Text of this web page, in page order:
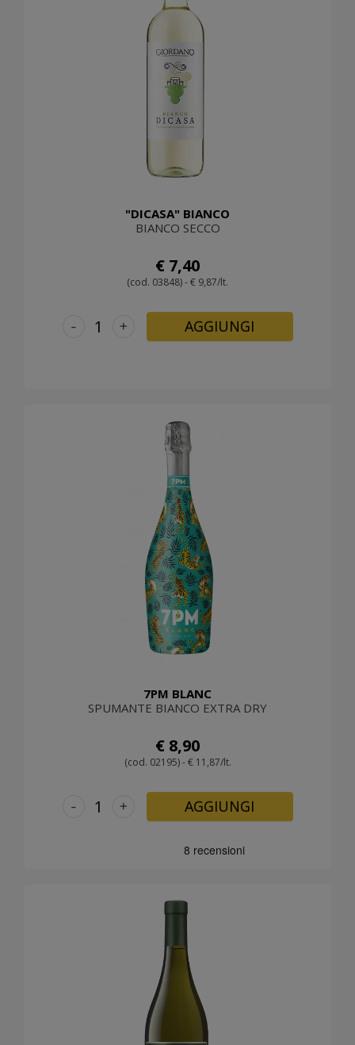
"DICASA" BIANCO
BIANCO SECCO
€ 7,40
(cod. 03848) - € 9,87/lt.
+
- AGGIUNGI
7PM BLANC
SPUMANTE BIANCO EXTRA DRY
€ 8,90
(cod. 02195) - € 11,87/lt.
+
- AGGIUNGI